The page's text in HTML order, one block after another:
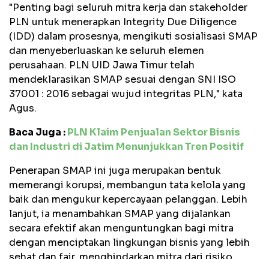
"Penting bagi seluruh mitra kerja dan stakeholder
PLN untuk menerapkan Integrity Due Diligence
(IDD) dalam prosesnya, mengikuti sosialisasi SMAP
dan menyeberluaskan ke seluruh elemen
perusahaan. PLN UID Jawa Timur telah
mendeklarasikan SMAP sesuai dengan SNI ISO
37001 : 2016 sebagai wujud integritas PLN," kata
Agus.
Baca Juga :PLN Klaim Penjualan Sektor Bisnis
dan Industri di Jatim Menunjukkan Tren Positif
Penerapan SMAP ini juga merupakan bentuk
memerangi korupsi, membangun tata kelola yang
baik dan mengukur kepercayaan pelanggan. Lebih
lanjut, ia menambahkan SMAP yang dijalankan
secara efektif akan menguntungkan bagi mitra
dengan menciptakan lingkungan bisnis yang lebih